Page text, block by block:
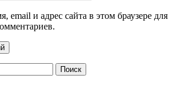
email и адрес сайта в этом браузере для